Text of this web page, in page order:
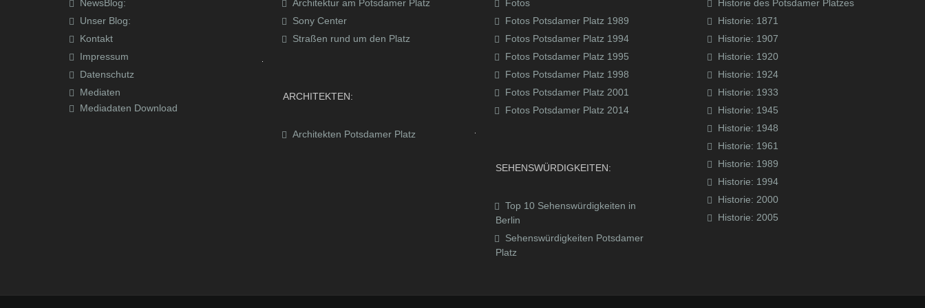
NewsBlog:
Unser Blog:
Kontakt
Impressum
Datenschutz
Mediaten
Mediadaten Download
Architektur am Potsdamer Platz
Sony Center
Straßen rund um den Platz
ARCHITEKTEN:
Architekten Potsdamer Platz
Fotos
Fotos Potsdamer Platz 1989
Fotos Potsdamer Platz 1994
Fotos Potsdamer Platz 1995
Fotos Potsdamer Platz 1998
Fotos Potsdamer Platz 2001
Fotos Potsdamer Platz 2014
SEHENSWÜRDIGKEITEN:
Top 10 Sehenswürdigkeiten in
Berlin
Sehenswürdigkeiten Potsdamer
Platz
Historie des Potsdamer Platzes
Historie: 1871
Historie: 1907
Historie: 1920
Historie: 1924
Historie: 1933
Historie: 1945
Historie: 1948
Historie: 1961
Historie: 1989
Historie: 1994
Historie: 2000
Historie: 2005